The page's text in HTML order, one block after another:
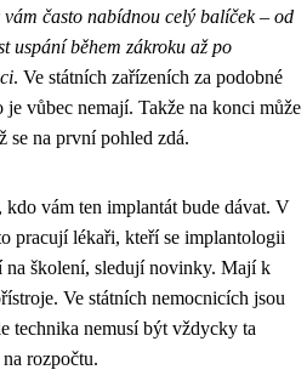
často nabídnou celý balíček – od
uspání během zákroku až po
. Ve státních zařízeních za podobné
je vůbec nemají. Takže na konci může
se na první pohled zdá.
kdo vám ten implantát bude dávat. V
pracují lékaři, kteří se implantologii
na školení, sledují novinky. Mají k
Ve státních nemocnicích jsou
technika nemusí být vždycky ta
rozpočtu.